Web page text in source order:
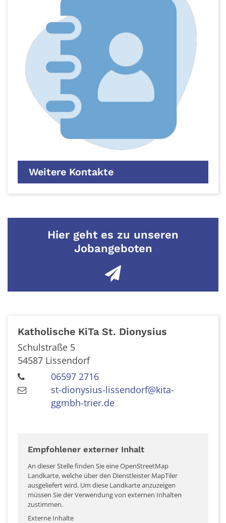
Weitere Kontakte
Hier geht es zu unseren
Jobangeboten
Katholische KiTa St. Dionysius
Schulstraße 5
54587 Lissendorf
06597 2716
st-dionysius-lissendorf@kita-
ggmbh-trier.de
Empfohlener externer Inhalt
An dieser Stelle finden Sie eine OpenStreetMap
Landkarte, welche über den Dienstleister MapTiler
ausgeliefert wird. Um diese Landkarte anzuzeigen
müssen Sie der Verwendung von externen Inhalten
zustimmen.
Externe Inhalte